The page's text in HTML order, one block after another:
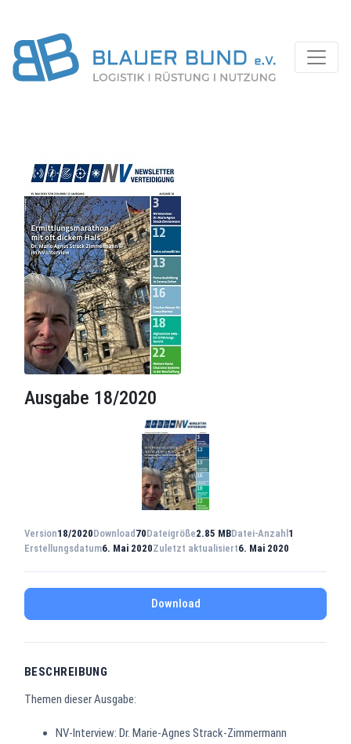
Ausgabe 18/2020
Version18/2020Download 70Dateigröße2.85 MBDatei-Anzahl 1
Erstellungsdatum6. Mai 2020Zuletzt aktualisiert6. Mai 2020
Download
BESCHREIBUNG
Themen dieser Ausgabe:
NV-Interview: Dr. Marie-Agnes Strack-Zimmermann